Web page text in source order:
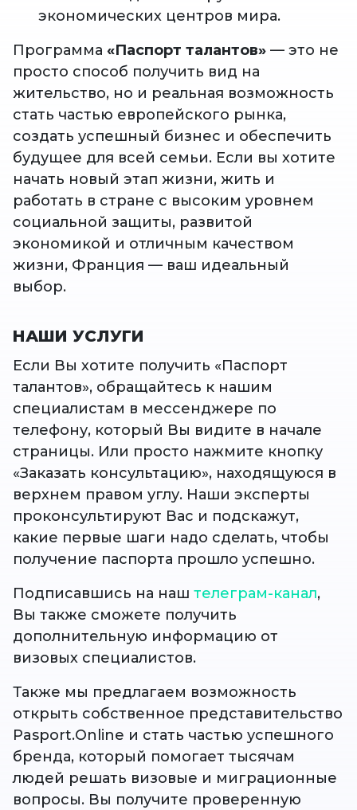
экономических центров мира.
Программа «Паспорт талантов» — это не
просто способ получить вид на
жительство, но и реальная возможность
стать частью европейского рынка,
создать успешный бизнес и обеспечить
будущее для всей семьи. Если вы хотите
начать новый этап жизни, жить и
работать в стране с высоким уровнем
социальной защиты, развитой
экономикой и отличным качеством
жизни, Франция — ваш идеальный
выбор.
НАШИ УСЛУГИ
Если Вы хотите получить «Паспорт
талантов», обращайтесь к нашим
специалистам в мессенджере по
телефону, который Вы видите в начале
страницы. Или просто нажмите кнопку
«Заказать консультацию», находящуюся в
верхнем правом углу. Наши эксперты
проконсультируют Вас и подскажут,
какие первые шаги надо сделать, чтобы
получение паспорта прошло успешно.
Подписавшись на наш телеграм-канал,
Вы также сможете получить
дополнительную информацию от
визовых специалистов.
Также мы предлагаем возможность
открыть собственное представительство
Pasport.Online и стать частью успешного
бренда, который помогает тысячам
людей решать визовые и миграционные
вопросы. Вы получите проверенную